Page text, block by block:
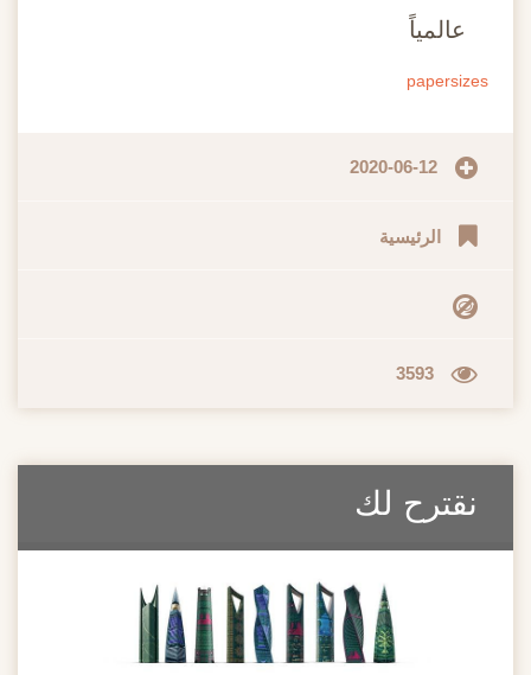
عالمياً
papersizes
2020-06-12
الرئيسية
3593
نقترح لك